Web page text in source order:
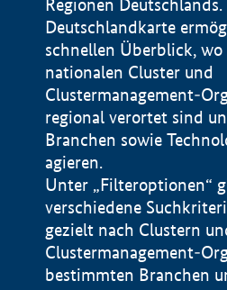
Regionen Deutschlands.
Deutschlandkarte
schnellen Überblick, wo
nationalen Cluster und
Clustermanagement-
regional verortet sind
Branchen sowie
agieren.
Unter „Filteroptionen“
verschiedene
gezielt nach Clustern
Clustermanagement-
bestimmten Branchen
Impressum
Datenschutzerklärung
BMWE, 2026 ©
100 km © Geobasis-DE / BKG 2015